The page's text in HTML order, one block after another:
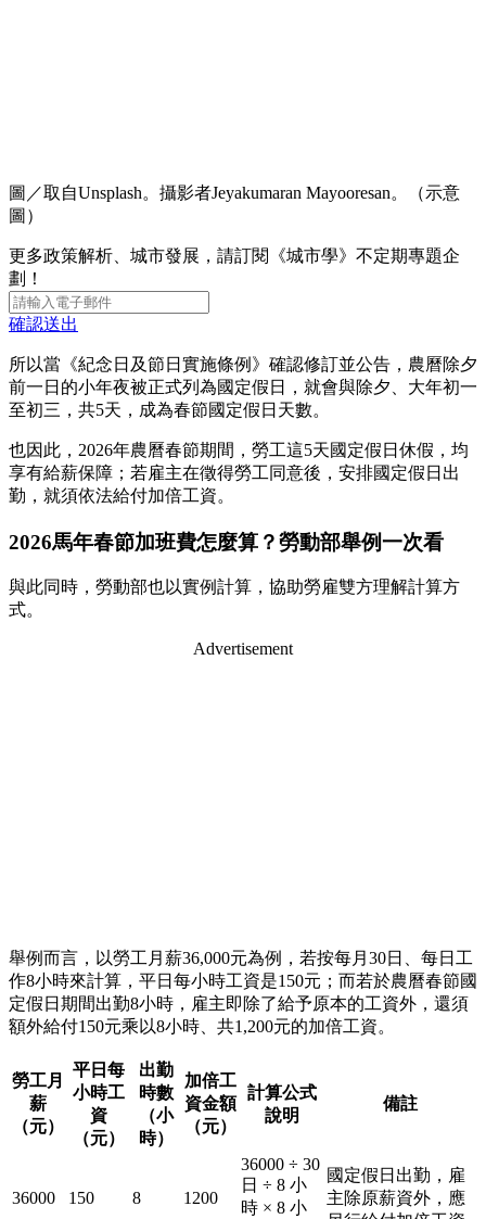
圖／取自Unsplash。攝影者Jeyakumaran Mayooresan。（示意
圖）
更多政策解析、城市發展，請訂閱《城市學》不定期專題企
劃！
確認送出
所以當《紀念日及節日實施條例》確認修訂並公告，農曆除夕
前一日的小年夜被正式列為國定假日，就會與除夕、大年初一
至初三，共5天，成為春節國定假日天數。
也因此，2026年農曆春節期間，勞工這5天國定假日休假，均
享有給薪保障；若雇主在徵得勞工同意後，安排國定假日出
勤，就須依法給付加倍工資。
2026馬年春節加班費怎麼算？勞動部舉例一次看
與此同時，勞動部也以實例計算，協助勞雇雙方理解計算方
式。
Advertisement
舉例而言，以勞工月薪36,000元為例，若按每月30日、每日工
作8小時來計算，平日每小時工資是150元；而若於農曆春節國
定假日期間出勤8小時，雇主即除了給予原本的工資外，還須
額外給付150元乘以8小時、共1,200元的加倍工資。
勞工月
薪
（元）
平日每
小時工
資
（元）
出勤
時數
（小
時）
加倍工
資金額
（元）
計算公式
說明
備註
36000 150 8 1200
36000 ÷ 30
日 ÷ 8 小
時 × 8 小
國定假日出勤，雇
主除原薪資外，應